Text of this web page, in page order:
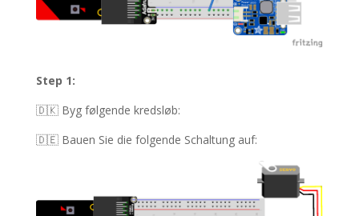
Step 1:
🇩🇰 Byg følgende kredsløb:
🇩🇪 Bauen Sie die folgende Schaltung auf: